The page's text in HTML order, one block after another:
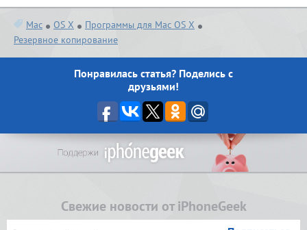
Mac OS X
Программы для Mac OS X
Резервное копирование
Понравилась статья? Поделись с
друзьями!
Свежие новости от iPhoneGeek